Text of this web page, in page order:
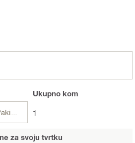
Ukupnokom
1
za svoju tvrtku